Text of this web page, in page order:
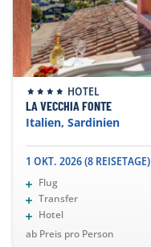
HOTEL
LA VECCHIA FONTE
Italien, Sardinien
1 OKT. 2026 (8 REISETAGE)
Flug
Transfer
Hotel
ab Preis pro Person